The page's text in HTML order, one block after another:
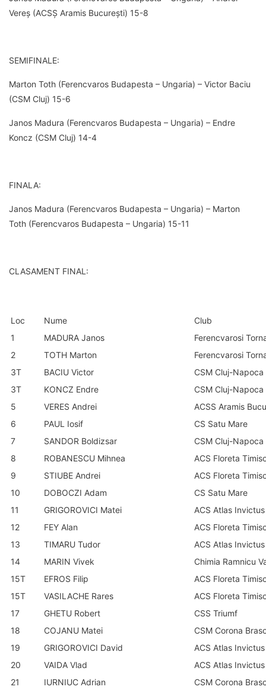
Vereș (ACSȘ Aramis București) 15-8
SEMIFINALE:
Marton Toth (Ferencvaros Budapesta – Ungaria) – Victor Baciu
(CSM Cluj) 15-6
Janos Madura (Ferencvaros Budapesta – Ungaria) – Endre
Koncz (CSM Cluj) 14-4
FINALA:
Janos Madura (Ferencvaros Budapesta – Ungaria) – Marton
Toth (Ferencvaros Budapesta – Ungaria) 15-11
CLASAMENT FINAL:
Loc Nume
Club
1
MADURA Janos
Ferencvarosi
2
TOTH Marton
Ferencvarosi
3T
BACIU Victor
CSM Cluj-Napoca
3T
KONCZ Endre
CSM Cluj-Napoca
5
VERES Andrei
ACSS Aramis
6
PAUL Iosif
CS Satu Mare
7
SANDOR Boldizsar
CSM Cluj-Napoca
8
ROBANESCU Mihnea
ACS Floreta
9
STIUBE Andrei
ACS Floreta
10
DOBOCZI Adam
CS Satu Mare
11
GRIGOROVICI Matei
ACS Atlas Invictus
12
FEY Alan
ACS Floreta
13
TIMARU Tudor
ACS Atlas Invictus
14
MARIN Vivek
Chimia Ramnicu
15T
EFROS Filip
ACS Floreta
15T
VASILACHE Rares
ACS Floreta
17
GHETU Robert
CSS Triumf
18
COJANU Matei
CSM Corona
19
GRIGOROVICI David
ACS Atlas Invictus
20
VAIDA Vlad
ACS Atlas Invictus
21
IURNIUC Adrian
CSM Corona